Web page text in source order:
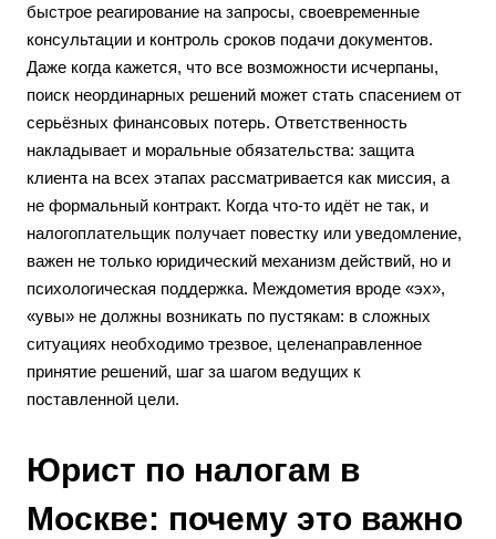
быстрое реагирование на запросы, своевременные
консультации и контроль сроков подачи документов.
Даже когда кажется, что все возможности исчерпаны,
поиск неординарных решений может стать спасением от
серьёзных финансовых потерь. Ответственность
накладывает и моральные обязательства: защита
клиента на всех этапах рассматривается как миссия, а
не формальный контракт. Когда что-то идёт не так, и
налогоплательщик получает повестку или уведомление,
важен не только юридический механизм действий, но и
психологическая поддержка. Междометия вроде «эх»,
«увы» не должны возникать по пустякам: в сложных
ситуациях необходимо трезвое, целенаправленное
принятие решений, шаг за шагом ведущих к
поставленной цели.
Юрист по налогам в
Москве: почему это важно